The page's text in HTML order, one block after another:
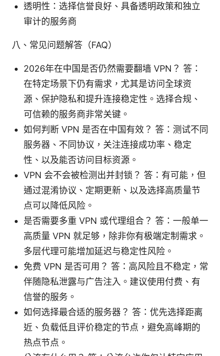
透明性：选择信誉良好、具备透明政策和独立
审计的服务商
八、常见问题解答（FAQ）
2026年在中国是否仍然需要翻墙 VPN？ 答：
在特定场景下仍有需求，尤其是访问全球资
源、保护隐私和提升连接稳定性。选择合规、
可信赖的服务商非常关键。
如何判断 VPN 是否在中国有效？ 答：测试不同
服务器、不同协议，关注连接成功率、稳定
性、以及能否访问目标资源。
VPN 会不会被检测出并封锁？ 答：有可能，但
通过混淆协议、定期更新、以及选择高质量节
点可以降低风险。
是否需要多重 VPN 或代理组合？ 答：一般单一
高质量 VPN 就足够，除非你有极端定制需求。
多层代理可能增加延迟与稳定性风险。
免费 VPN 是否可用？ 答：高风险且不稳定，常
伴随隐私泄露与广告注入。建议使用付费、有
信誉的服务。
如何选择最合适的服务器？ 答：优先选择距离
近、负载低且评价稳定的节点，避免高峰期的
热点节点。